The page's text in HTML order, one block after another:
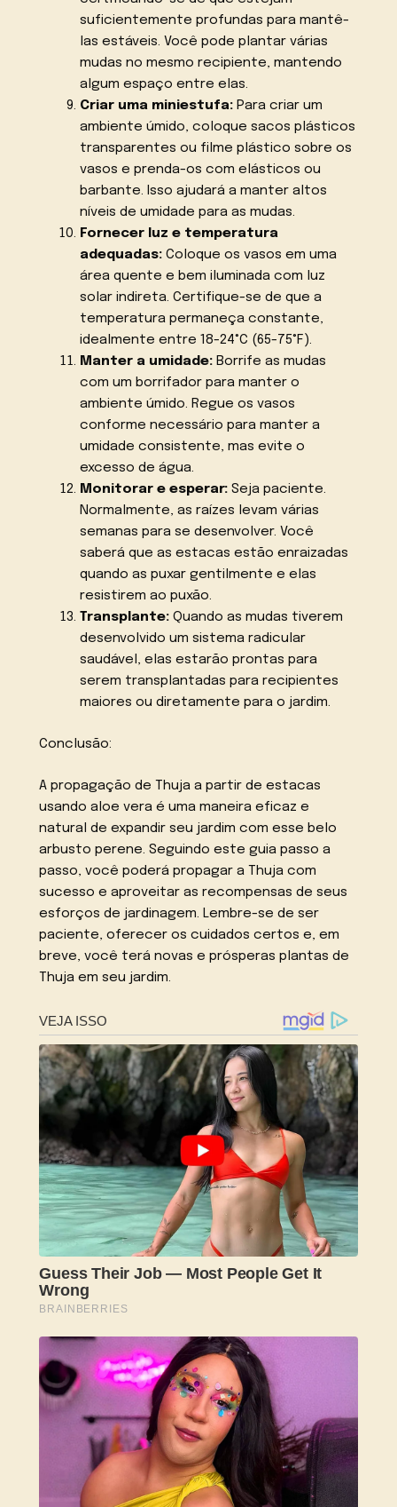
suficientemente profundas para mantê-
las estáveis. Você pode plantar várias
mudas no mesmo recipiente, mantendo
algum espaço entre elas.
Criar uma miniestufa:Para criar um
ambiente úmido, coloque sacos plásticos
transparentes ou filme plástico sobre os
vasos e prenda-os com elásticos ou
barbante. Isso ajudará a manter altos
níveis de umidade para as mudas.
Fornecer luz e temperatura
adequadas:Coloque os vasos em uma
área quente e bem iluminada com luz
solar indireta. Certifique-se de que a
temperatura permaneça constante,
idealmente entre 18-24°C (65-75°F).
Manter a umidade:Borrife as mudas
com um borrifador para manter o
ambiente úmido. Regue os vasos
conforme necessário para manter a
umidade consistente, mas evite o
excesso de água.
Monitorar e esperar:Seja paciente.
Normalmente, as raízes levam várias
semanas para se desenvolver. Você
saberá que as estacas estão enraizadas
quando as puxar gentilmente e elas
resistirem ao puxão.
Transplante:Quando as mudas tiverem
desenvolvido um sistema radicular
saudável, elas estarão prontas para
serem transplantadas para recipientes
maiores ou diretamente para o jardim.
Conclusão:
A propagação de Thuja a partir de estacas
usando aloe vera é uma maneira eficaz e
natural de expandir seu jardim com esse belo
arbusto perene. Seguindo este guia passo a
passo, você poderá propagar a Thuja com
sucesso e aproveitar as recompensas de seus
esforços de jardinagem. Lembre-se de ser
paciente, oferecer os cuidados certos e, em
breve, você terá novas e prósperas plantas de
Thuja em seu jardim.